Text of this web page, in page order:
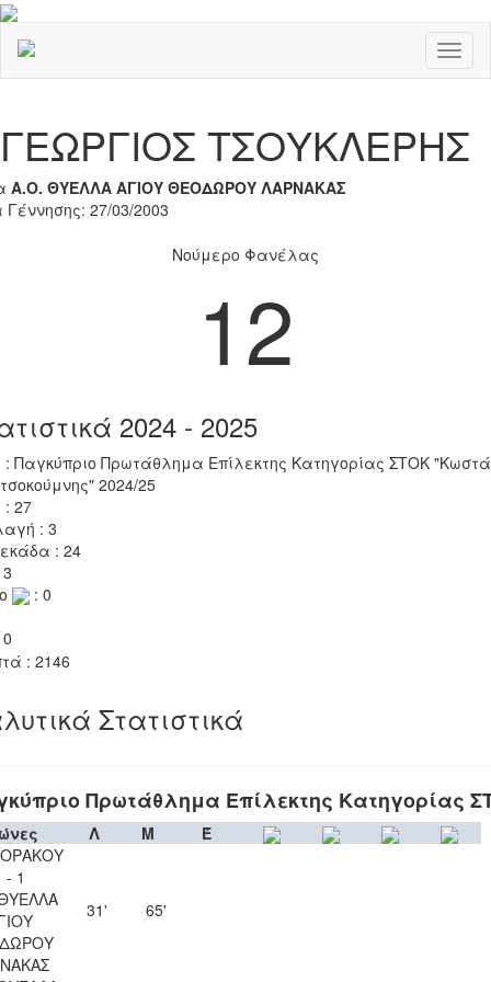
ΓΕΩΡΓΙΟΣ ΤΣΟΥΚΛΕΡΗΣ
Α.Ο. ΘΥΕΛΛΑ ΑΓΙΟΥ ΘΕΟΔΩΡΟΥ ΛΑΡΝΑΚΑΣ
Γέννησης: 27/03/2003
Νούμερο Φανέλας
12
2024 - 2025
: Παγκύπριο Πρωτάθλημα Επίλεκτης Κατηγορίας ΣΤΟΚ
2024/25
: 27
: 3
: 24
: 0
: 2146
Στατιστικά
Πρωτάθλημα Επίλεκτης Κατηγορίας
Λ Μ
Έ
- 1
31' 65'